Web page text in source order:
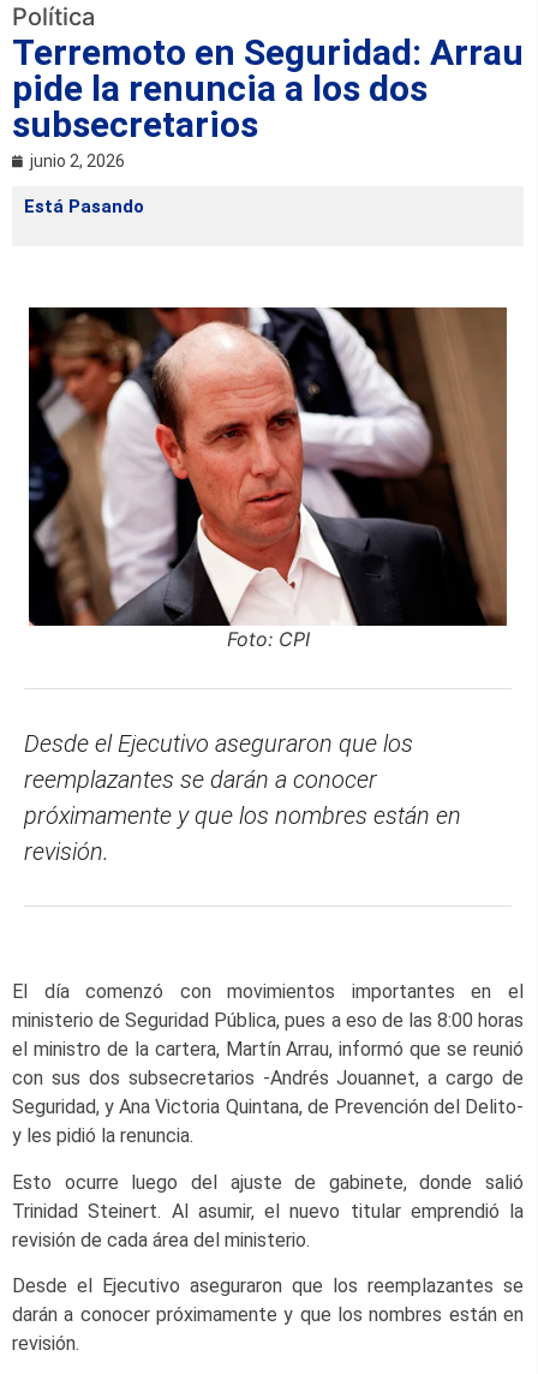
Política
Terremoto en Seguridad: Arrau
pide la renuncia a los dos
subsecretarios
junio 2, 2026
Está Pasando
Foto: CPI
Desde el Ejecutivo aseguraron que los
reemplazantes se darán a conocer
próximamente y que los nombres están en
revisión.
El día comenzó con movimientos importantes en el
ministerio de Seguridad Pública, pues a eso de las 8:00 horas
el ministro de la cartera, Martín Arrau, informó que se reunió
con sus dos subsecretarios -Andrés Jouannet, a cargo de
Seguridad, y Ana Victoria Quintana, de Prevención del Delito-
y les pidió la renuncia.
Esto ocurre luego del ajuste de gabinete, donde salió
Trinidad Steinert. Al asumir, el nuevo titular emprendió la
revisión de cada área del ministerio.
Desde el Ejecutivo aseguraron que los reemplazantes se
darán a conocer próximamente y que los nombres están en
revisión.